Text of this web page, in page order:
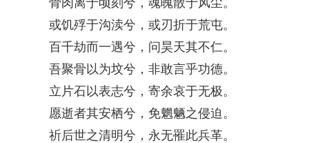
骨肉离于顷刻兮，魂魄散于风尘。
或饥殍于沟渎兮，或刃折于荒屯。
百千劫而一遇兮，问昊天其不仁。
吾聚骨以为坟兮，非敢言乎功德。
立片石以表志兮，寄余哀于无极。
愿逝者其安栖兮，免魍魉之侵迫。
祈后世之清明兮，永无罹此兵革。